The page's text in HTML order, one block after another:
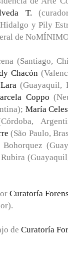
T.
y Pily
de
(Santiago,
Chacón
Coppo
María
(São Paulo,
Bohorquez
Curatoría
de Curatoría